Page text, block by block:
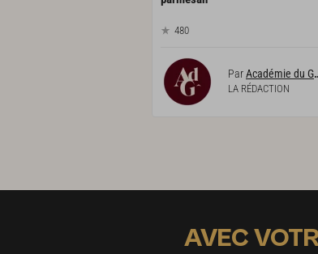
480
ParAcadémie du Goût
LA RÉDACTION
AVEC